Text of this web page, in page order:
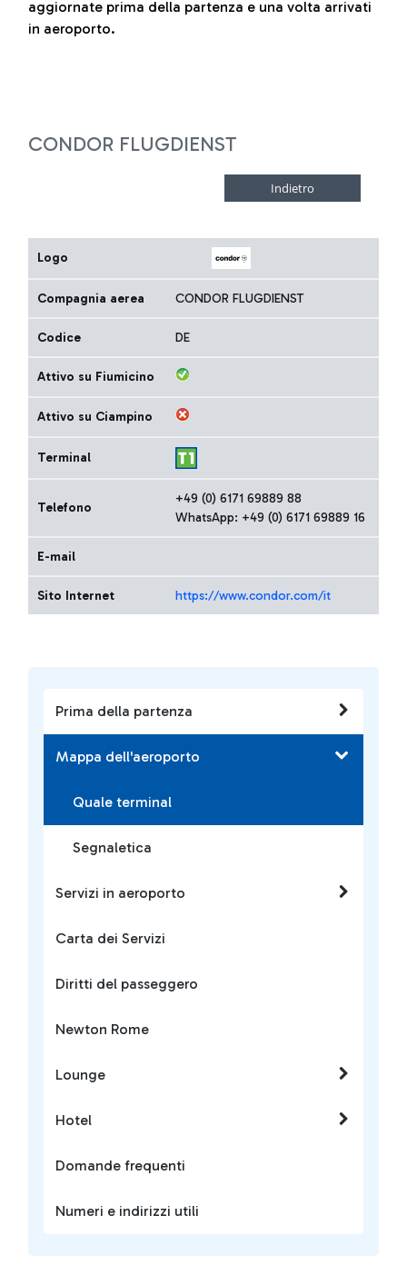
Prima della partenza
Mappa dell'aeroporto
Quale terminal
Segnaletica
Servizi in aeroporto
Carta dei Servizi
Diritti del passeggero
Newton Rome
Lounge
Hotel
Domande frequenti
Numeri e indirizzi utili
aggiornate prima della partenza e una volta arrivati
in aeroporto.
CONDOR FLUGDIENST
Logo
Compagnia aerea CONDOR FLUGDIENST
Codice DE
Attivo su Fiumicino
Attivo su Ciampino
Terminal
Telefono
+49 (0) 6171 69889 88
WhatsApp: +49 (0) 6171 69889 16
E-mail
Sito Internet https://www.condor.com/it